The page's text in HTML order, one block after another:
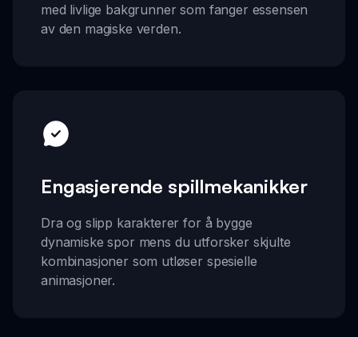
med livlige bakgrunner som fanger essensen
av den magiske verden.
Engasjerende spillmekanikker
Dra og slipp karakterer for å bygge
dynamiske spor mens du utforsker skjulte
kombinasjoner som utløser spesielle
animasjoner.